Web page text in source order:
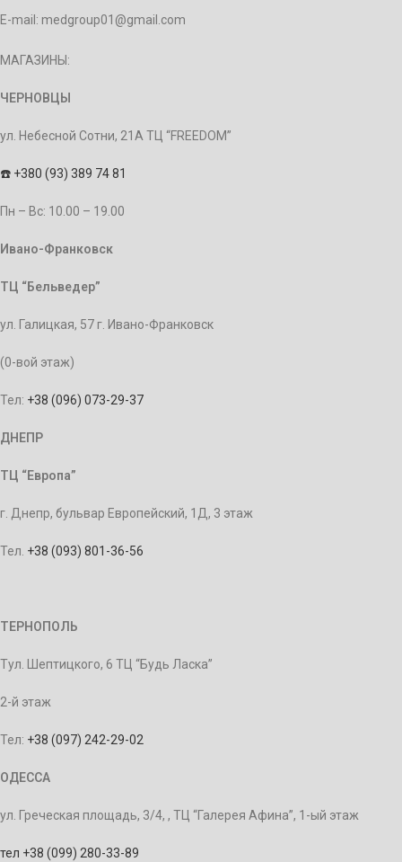
E-mail: medgroup01@gmail.com
МАГАЗИНЫ:
ЧЕРНОВЦЫ
ул. Небесной Сотни, 21А ТЦ “FREEDOM”
☎️ +380 (93) 389 74 81
Пн – Bc: 10.00 – 19.00
Ивано-Франковск
ТЦ “Бельведер”
ул. Галицкая, 57 г. Ивано-Франковск
(0-вой этаж)
Тел: +38 (096) 073-29-37
ДНЕПР
ТЦ “Европа”
г. Днепр, бульвар Европейский, 1Д, 3 этаж
Тел. +38 (093) 801-36-56
ТЕРНОПОЛЬ
Тул. Шептицкого, 6 ТЦ “Будь Ласка”
2-й этаж
Тел: +38 (097) 242-29-02
ОДЕССА
ул. Греческая площадь, 3/4, , ТЦ “Галерея Афина”, 1-ый этаж
тел +38 (099) 280-33-89